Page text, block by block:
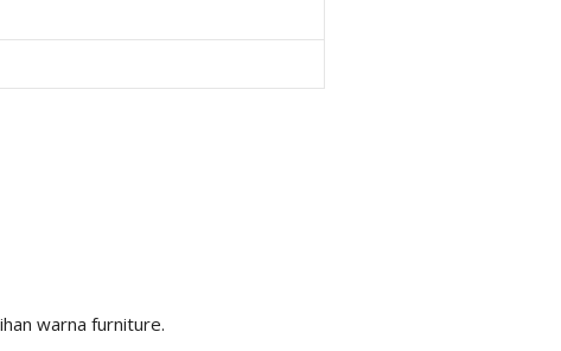
warna furniture.